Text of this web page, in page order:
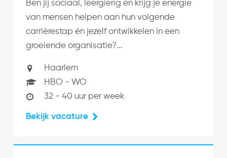
Ben jij sociaal, leergierig en krijg je energie
van mensen helpen aan hun volgende
carrièrestap én jezelf ontwikkelen in een
groeiende organisatie?...
Haarlem
HBO - WO
32 - 40 uur per week
Bekijk vacature